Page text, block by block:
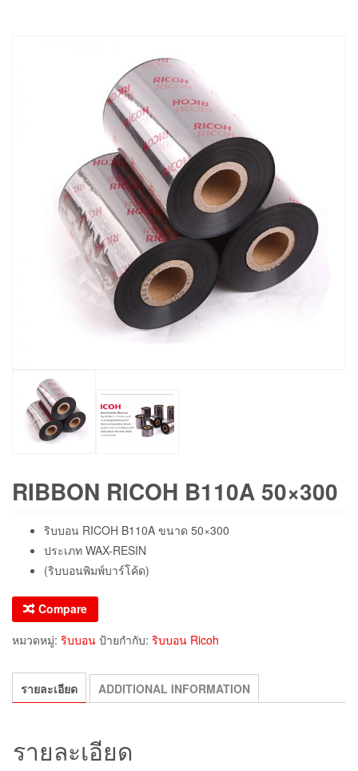
RIBBON RICOH B110A 50×300
ริบบอน RICOH B110A ขนาด 50×300
ประเภท WAX-RESIN
(ริบบอนพิมพ์บาร์โค้ด)
Compare
หมวดหมู่: ริบบอน ป้ายกำกับ: ริบบอน Ricoh
รายละเอียด ADDITIONAL INFORMATION
รายละเอียด